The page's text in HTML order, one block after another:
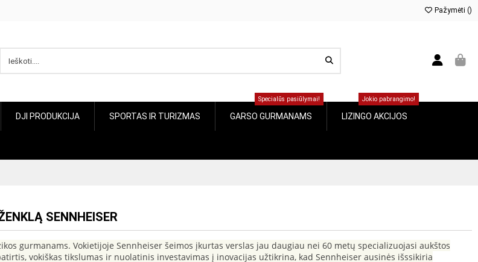
Pažymėti ( 0)
DJI PRODUKCIJA
SPORTAS IR
TURIZMAS
GARSO GURMANAMS
Specialūs pasiūlymai!
LIZINGO AKCIJOS
Jokio pabrangimo!
ŽENKLĄ SENNHEISER
gurmanams. Vokietijoje Sennheiser šeimos įkurtas verslas jau daugiau nei 60 metų specializuojasi aukštos
vokiškas tikslumas ir nuolatinis investavimas į inovacijas užtikrina, kad Sennheiser ausinės išssikiria